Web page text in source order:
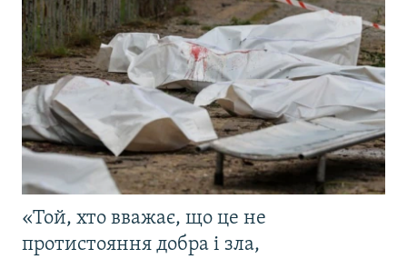
«Той, хто вважає, що це не
протистояння добра і зла,